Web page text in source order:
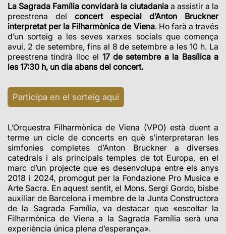
La Sagrada Família convidarà la ciutadaniaa assistir a la
preestrena del concert especial d’Anton Bruckner
interpretat per la Filharmònica de Viena. Ho farà a través
d’un sorteig a les seves xarxes socials que comença
avui, 2 de setembre, fins al 8 de setembre a les 10 h. La
preestrena tindrà lloc el 17 de setembre a la Basílica a
les 17:30 h, un dia abans del concert.
Participa en el sorteig aquí
L’Orquestra Filharmònica de Viena (VPO) està duent a
terme un cicle de concerts en què s’interpretaran les
simfonies completes d’Anton Bruckner a diverses
catedrals i als principals temples de tot Europa, en el
marc d’un projecte que es desenvolupa entre els anys
2018 i 2024, promogut per la Fondazione Pro Musica e
Arte Sacra. En aquest sentit, el Mons. Sergi Gordo, bisbe
auxiliar de Barcelona i membre de la Junta Constructora
de la Sagrada Família, va destacar que «escoltar la
Filharmònica de Viena a la Sagrada Família serà una
experiència única plena d’esperança».